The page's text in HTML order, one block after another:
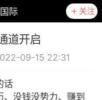
际 关注
道开启
09-15 22:31
、少一句‮人求‬的话